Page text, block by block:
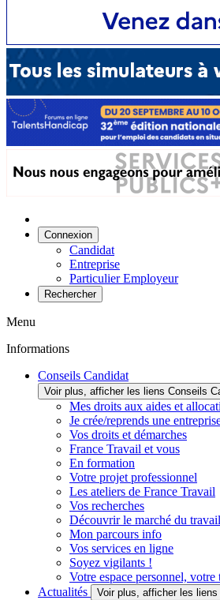
Connexion
Candidat
Entreprise
Particulier Employeur
Rechercher
Menu
Informations
Conseils Candidat
Voir plus, afficher les liens Conseils
Mes droits aux aides et
Je crée/reprends une
Vos droits et démarches
France Travail et vous
En formation
Votre projet professionnel
Les ateliers de France Travail
Vos recherches
Découvrir le marché du travail
Mon parcours info
Vos services en ligne
Soyez vigilants !
Votre espace personnel,
Actualités
Voir plus, afficher les